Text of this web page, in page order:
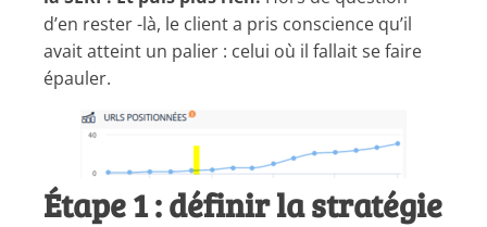
d’en rester -là, le client a pris conscience qu’il
avait atteint un palier : celui où il fallait se faire
épauler.
Étape 1 : définir la stratégie